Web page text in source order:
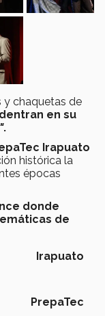
y chaquetas de
en su
.
Irapuato
histórica la
épocas
donde
de
Irapuato
PrepaTec